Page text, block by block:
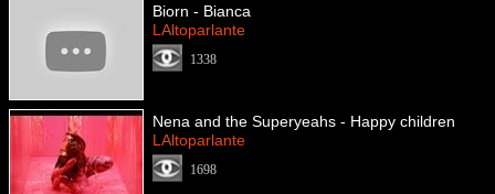
Biorn - Bianca
LAltoparlante
1338
Nena and the Superyeahs - Happy children
LAltoparlante
1698